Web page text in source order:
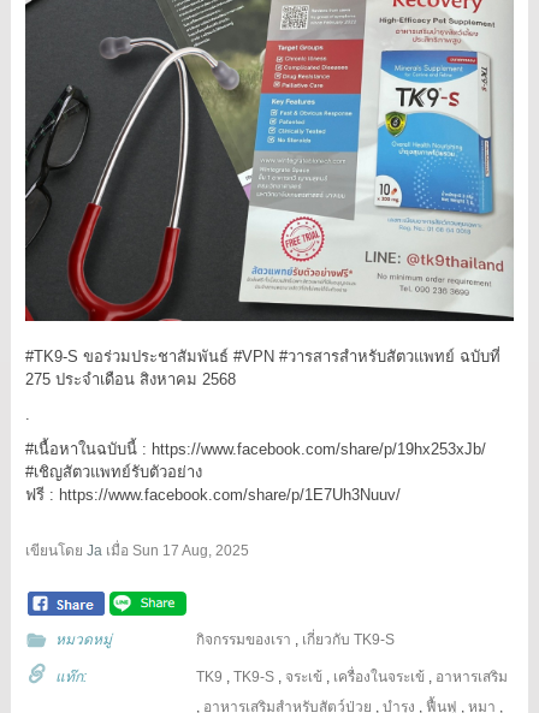
#TK9-S ขอร่วมประชาสัมพันธ์ #VPN #วารสารสำหรับสัตวแพทย์ ฉบับที่
275 ประจำเดือน สิงหาคม 2568
#เนื้อหาในฉบับนี้: https://www.facebook.com/share/p/19hx253xJb/
#เชิญสัตวแพทย์รับตัวอย่าง
ฟรี : https://www.facebook.com/share/p/1E7Uh3Nuuv/
เขียนโดย Jaเมื่อ Sun 17 Aug, 2025
หมวดหมู่ กิจกรรมของเรา , เกี่ยวกับ TK9-S
แท๊ก: TK9 ,TK9-S , จระเข้ , เครื่องในจระเข้ , อาหารเสริม
, อาหารเสริมสำหรับสัตว์ป่วย ,บำรุง ,ฟื้นฟู ,หมา ,